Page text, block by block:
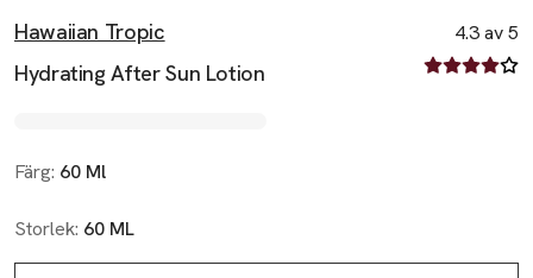
Produktbilder
Hoppa över bildspelet
Hawaiian Tropic
Hydrating After Sun Lotion
4.3 av 5
4.3 av fem
Färg: 60 Ml
Storlek: 60 ML
Produktinformation